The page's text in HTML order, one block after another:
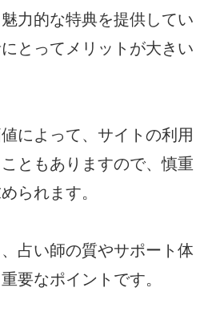
力的な特典を提供してい
とってメリットが大きい
によって、サイトの利用
ともありますので、慎重
られます。
占い師の質やサポート体
要なポイントです。